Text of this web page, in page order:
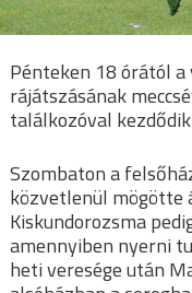
Pénteken 18 órától
rájátszásának
találkozóval
Szombaton a
közvetlenül mögötte
Kiskundorozsma
amennyiben nyerni
heti veresége után